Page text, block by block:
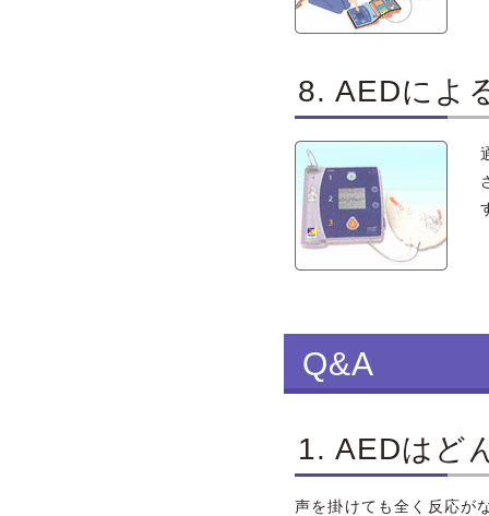
8. AEDによ
Q&A
1. AEDはど
声を掛けても全く反応が